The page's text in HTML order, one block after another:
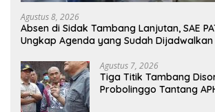
Agustus 8, 2026
Absen di Sidak Tambang Lanjutan, SAE
Ungkap Agenda yang Sudah Dijadwalkan
Agustus 7, 2026
Tiga Titik Tambang
Probolinggo Tantang